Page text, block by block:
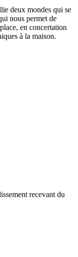
deux mondes qui se
nous permet de
en concertation
à la maison.
recevant du